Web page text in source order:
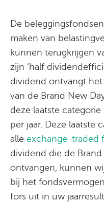
De
maken van
kunnen terugkrijgen
zijn ‘half
dividend ontvangt
van de Brand New
deze laatste
per jaar. Deze laatste
alle exchange-traded
dividend die de
ontvangen, kunnen
bij het
fors uit in uw